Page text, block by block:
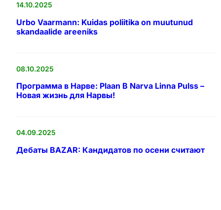
14.10.2025
Urbo Vaarmann: Kuidas poliitika on muutunud
skandaalide areeniks
08.10.2025
Программа в Нарве: Plaan B Narva Linna Pulss –
Новая жизнь для Нарвы!
04.09.2025
Дебаты BAZAR: Кандидатов по осени считают